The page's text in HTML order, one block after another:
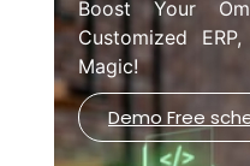
Boost Your
Customized
Magic!
Demo Free